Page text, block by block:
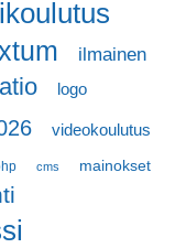
ilmainen
logo
videokoulutus
cms
mainokset